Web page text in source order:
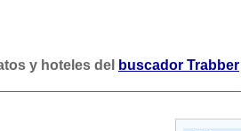
y hoteles del buscador Trabber